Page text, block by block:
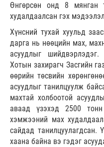
Өнгөрсөн онд 8 мянган
худалдаалсан гэх
Хүнсний тухай хуульд
дарга нь нөөцийн мах,
асуудлыг
Хотын захирагч Засгийн
өөрийн төсвийн
асуудлыг танилцуулж
махтай холбоотой
аваад үзэхэд 2500
хэмжээний мах
сайдад танилцуулагдсан.
хаана байна вэ гэдэг